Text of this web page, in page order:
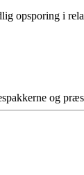
opsporing i
og